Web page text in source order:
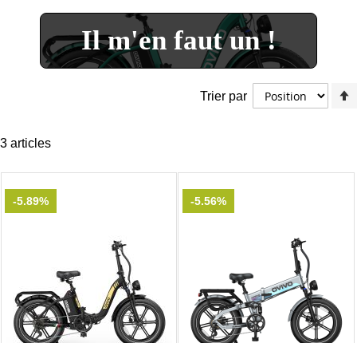
Il m'en faut un !
3 articles
Trier par
-5.89% -5.56%